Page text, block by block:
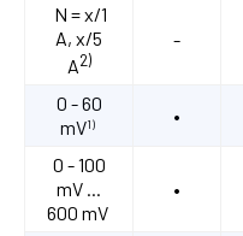
N = x/1
A, x/5
A2)
-
0 - 60
mV1) •
0 - 100
mV ...
600 mV
•